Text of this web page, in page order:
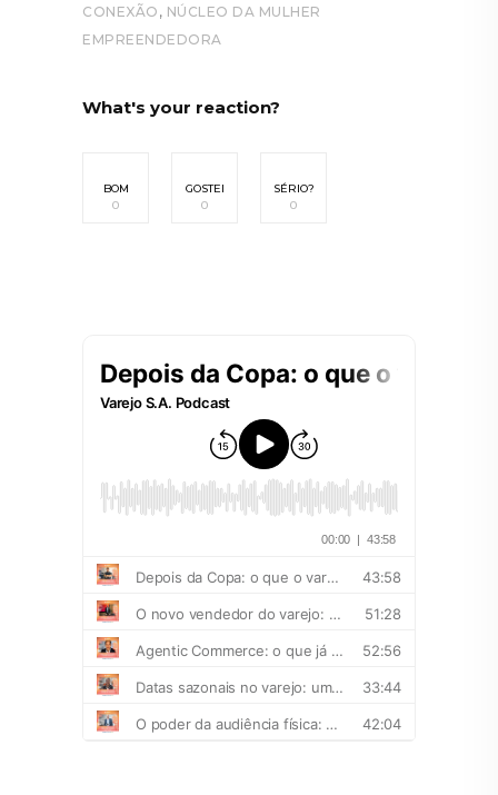
CONEXÃO , NÚCLEO DA MULHER
EMPREENDEDORA
What's your reaction?
BOM
0
GOSTEI
0
SÉRIO?
0